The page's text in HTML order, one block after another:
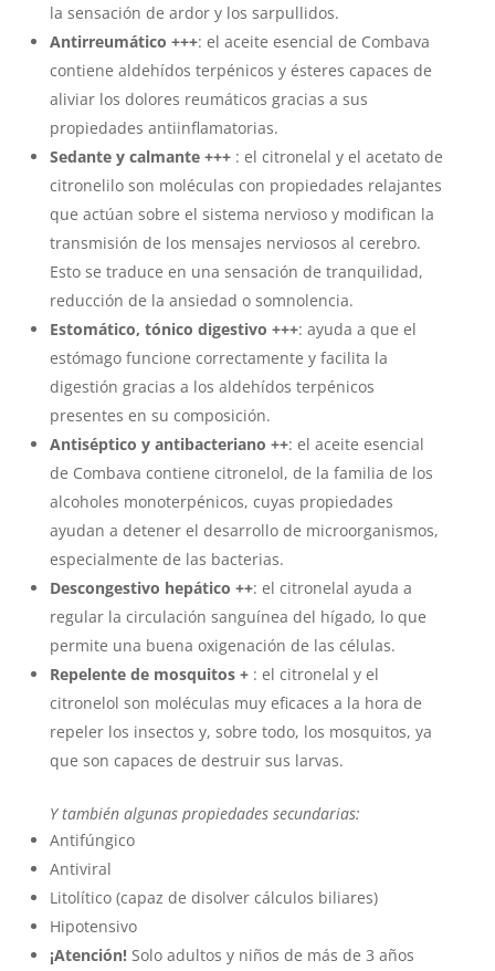
la sensación de ardor y los sarpullidos.
Antirreumático +++: el aceite esencial de Combava
contiene aldehídos terpénicos y ésteres capaces de
aliviar los dolores reumáticos gracias a sus
propiedades antiinflamatorias.
Sedante y calmante +++ : el citronelal y el acetato de
citronelilo son moléculas con propiedades relajantes
que actúan sobre el sistema nervioso y modifican la
transmisión de los mensajes nerviosos al cerebro.
Esto se traduce en una sensación de tranquilidad,
reducción de la ansiedad o somnolencia.
Estomático, tónico digestivo +++: ayuda a que el
estómago funcione correctamente y facilita la
digestión gracias a los aldehídos terpénicos
presentes en su composición.
Antiséptico y antibacteriano ++: el aceite esencial
de Combava contiene citronelol, de la familia de los
alcoholes monoterpénicos, cuyas propiedades
ayudan a detener el desarrollo de microorganismos,
especialmente de las bacterias.
Descongestivo hepático ++: el citronelal ayuda a
regular la circulación sanguínea del hígado, lo que
permite una buena oxigenación de las células.
Repelente de mosquitos + : el citronelal y el
citronelol son moléculas muy eficaces a la hora de
repeler los insectos y, sobre todo, los mosquitos, ya
que son capaces de destruir sus larvas.
Y también algunas propiedades secundarias:
Antifúngico
Antiviral
Litolítico (capaz de disolver cálculos biliares)
Hipotensivo
¡Atención! Solo adultos y niños de más de 3 años